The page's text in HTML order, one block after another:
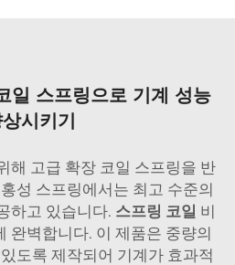
일 스프링으로 기계 성능
시키기
해 고급 확장 코일 스프링을 반
성 스프링에서는 최고 수준의
하고 있습니다. 스프링 코일 비
완벽합니다. 이 제품은 중량의
도록 제작되어 기계가 효과적